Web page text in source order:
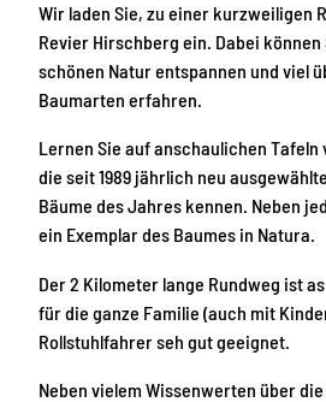
Wir laden Sie, zu einer kurzweiligen
Revier Hirschberg ein. Dabei
schönen Natur entspannen und viel
Baumarten erfahren.
Lernen Sie auf anschaulichen
die seit 1989 jährlich neu
Bäume des Jahres kennen. Neben
ein Exemplar des Baumes in Natura.
Der 2 Kilometer lange Rundweg ist
für die ganze Familie (auch mit
Rollstuhlfahrer seh gut geeignet.
Neben vielem Wissenwerten über